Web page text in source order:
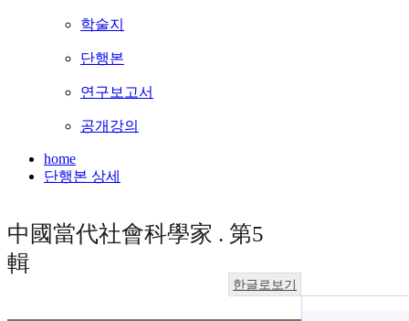
학술지
단행본
연구보고서
공개강의
home
단행본 상세
中國當代社會科學家 . 第5
輯
한글로보기